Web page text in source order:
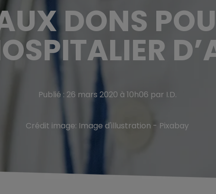
DONS
Publié : 26 mars 2020 à 10h06 par I.D.
Crédit image: Image d'illustration - Pixabay